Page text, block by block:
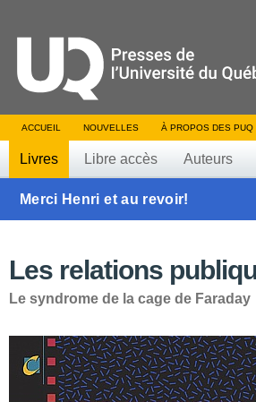
ACCUEIL NOUVELLES À PROPOS DES PUQ
Livres Libre accès Auteurs
Merci Henri et au revoir!
Les relations
Le syndrome de la cage de Faraday